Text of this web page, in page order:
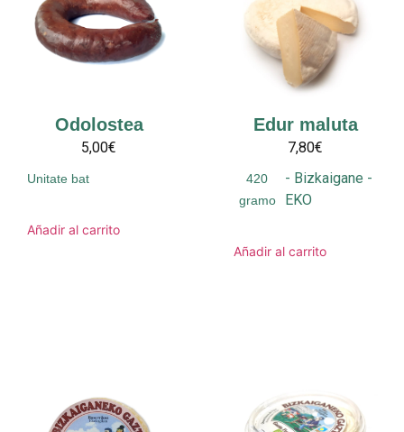
Odolostea
5,00€
Unitate bat
Añadir al carrito
Edur maluta
7,80€
420
gramo
- Bizkaigane -
EKO
Añadir al carrito